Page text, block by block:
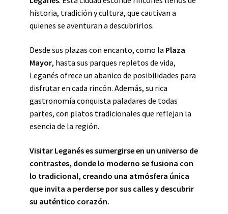
historia, tradición y cultura, que cautivan a
quienes se aventuran a descubrirlos.
Desde sus plazas con encanto, como la Plaza
Mayor, hasta sus parques repletos de vida,
Leganés ofrece un abanico de posibilidades para
disfrutar en cada rincón. Además, su rica
gastronomía conquista paladares de todas
partes, con platos tradicionales que reflejan la
esencia de la región.
Visitar Leganés es sumergirse en un universo de
contrastes, donde lo moderno se fusiona con
lo tradicional, creando una atmósfera única
que invita a perderse por sus calles y descubrir
su auténtico corazón.